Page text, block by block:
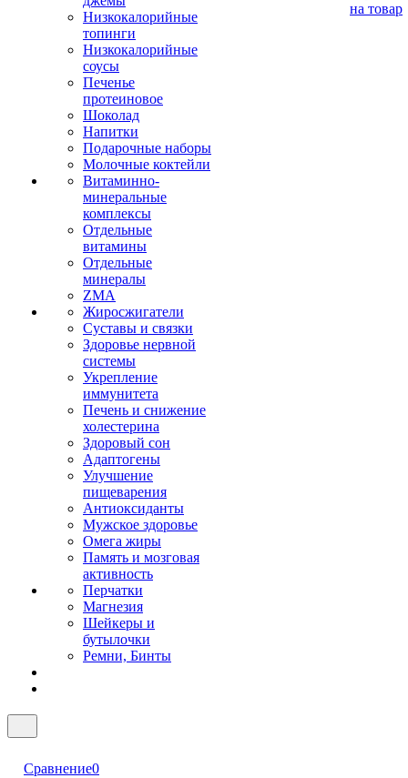
Низкокалорийные
топинги
Низкокалорийные
соусы
Печенье
протеиновое
Шоколад
Напитки
Подарочные наборы
Молочные коктейли
Витаминно-
минеральные
комплексы
Отдельные
витамины
Отдельные
минералы
ZMA
Жиросжигатели
Суставы и связки
Здоровье нервной
системы
Укрепление
иммунитета
Печень и снижение
холестерина
Здоровый сон
Адаптогены
Улучшение
пищеварения
Антиоксиданты
Мужское здоровье
Омега жиры
Память и мозговая
активность
Перчатки
Магнезия
Шейкеры и
бутылочки
Ремни, Бинты
на товар
Сравнение0